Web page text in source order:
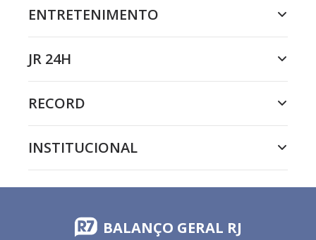
ENTRETENIMENTO
JR 24H
RECORD
INSTITUCIONAL
BALANÇO GERAL RJ